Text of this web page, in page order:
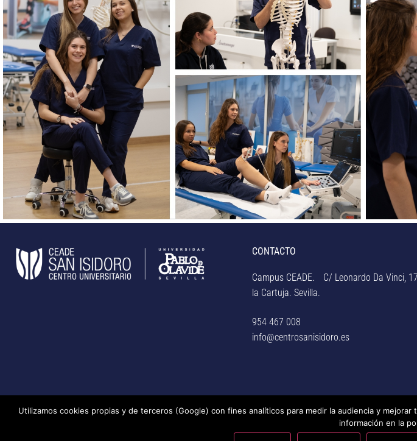
CONTACTO
Campus CEADE. C/ Leonardo Da Vinci,
la Cartuja. Sevilla.
954 467 008
info@centrosanisidoro.es
© Centro Universitario San Isidoro (Sevilla), adscrito a la Universidad Pablo de Olavide de Sevilla. –
privacidad, uso de cookies, medidas de seguridad, código de conducta y RAT – – Sistema interno
Utilizamos cookies propias y de terceros (Google) con fines analíticos para medir la audiencia y
información en la